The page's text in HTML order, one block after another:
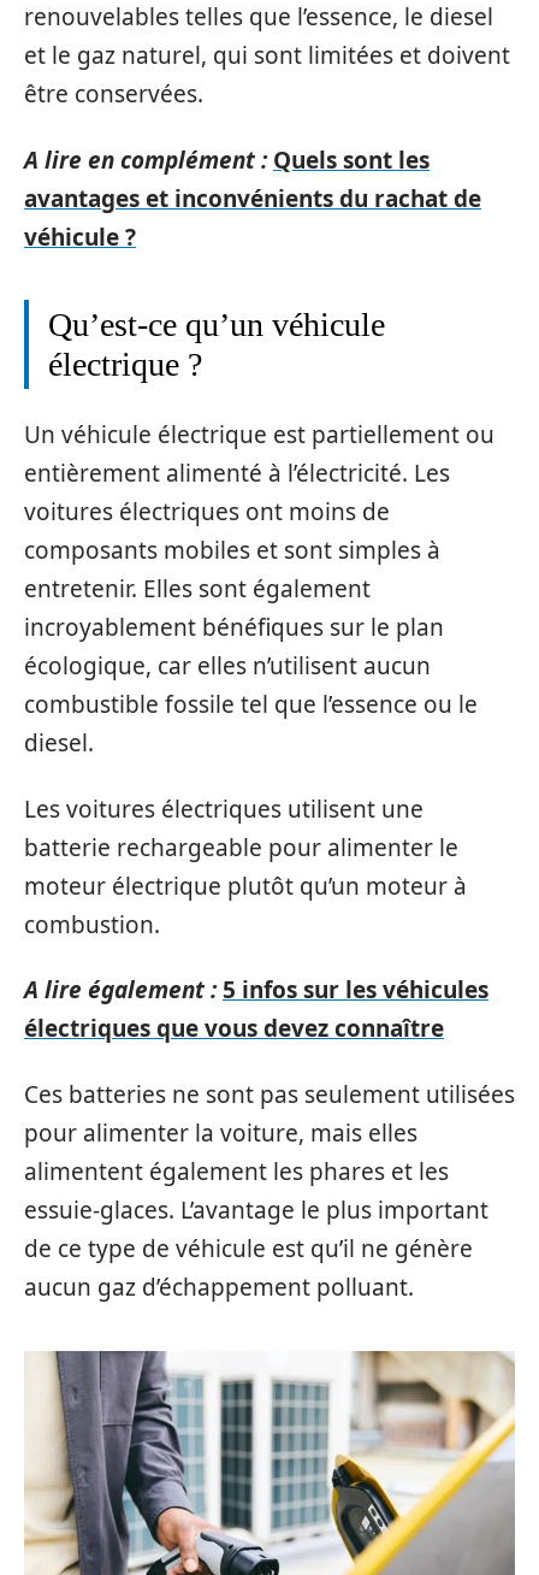
renouvelables telles que l’essence, le diesel
et le gaz naturel, qui sont limitées et doivent
être conservées.
A lire en complément : Quels sont les
avantages et inconvénients du rachat de
véhicule ?
Qu’est-ce qu’un véhicule
électrique ?
Un véhicule électrique est partiellement ou
entièrement alimenté à l’électricité. Les
voitures électriques ont moins de
composants mobiles et sont simples à
entretenir. Elles sont également
incroyablement bénéfiques sur le plan
écologique, car elles n’utilisent aucun
combustible fossile tel que l’essence ou le
diesel.
Les voitures électriques utilisent une
batterie rechargeable pour alimenter le
moteur électrique plutôt qu’un moteur à
combustion.
A lire également : 5 infos sur les véhicules
électriques que vous devez connaître
Ces batteries ne sont pas seulement utilisées
pour alimenter la voiture, mais elles
alimentent également les phares et les
essuie-glaces. L’avantage le plus important
de ce type de véhicule est qu’il ne génère
aucun gaz d’échappement polluant.